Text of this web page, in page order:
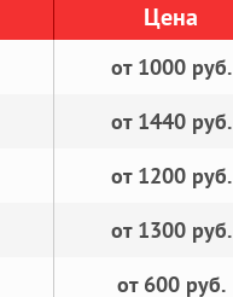
Цена
от 1000 руб.
от 1440 руб.
от 1200 руб.
от 1300 руб.
от 600 руб.